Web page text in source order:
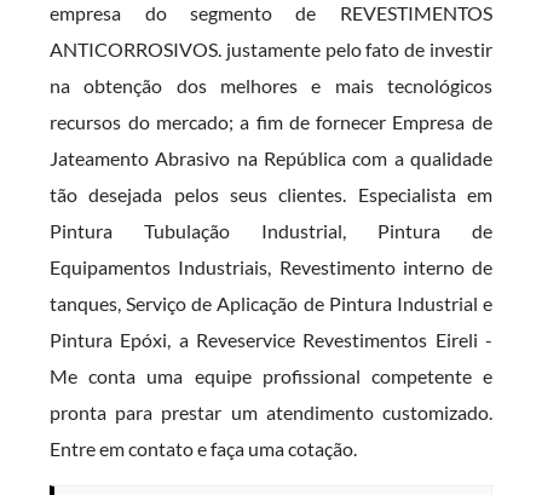
empresa do segmento de REVESTIMENTOS
ANTICORROSIVOS. justamente pelo fato de investir
na obtenção dos melhores e mais tecnológicos
recursos do mercado; a fim de fornecer Empresa de
Jateamento Abrasivo na República com a qualidade
tão desejada pelos seus clientes. Especialista em
Pintura Tubulação Industrial, Pintura de
Equipamentos Industriais, Revestimento interno de
tanques, Serviço de Aplicação de Pintura Industrial e
Pintura Epóxi, a Reveservice Revestimentos Eireli -
Me conta uma equipe profissional competente e
pronta para prestar um atendimento customizado.
Entre em contato e faça uma cotação.